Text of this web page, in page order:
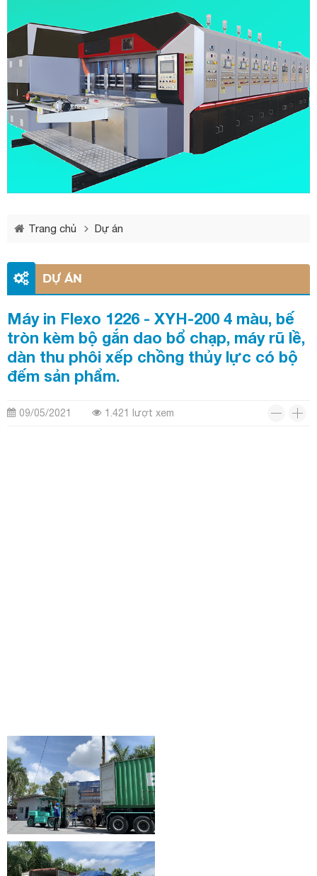
Trang chủ Dự án
DỰ ÁN
Máy in Flexo 1226 - XYH-200 4 màu, bế
tròn kèm bộ gắn dao bổ chạp, máy rũ lề,
dàn thu phôi xếp chồng thủy lực có bộ
đếm sản phẩm.
09/05/2021 1.421 lượt xem